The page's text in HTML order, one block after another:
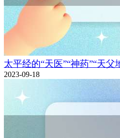
太平经的“天医”“神药”“天父
2023-09-18